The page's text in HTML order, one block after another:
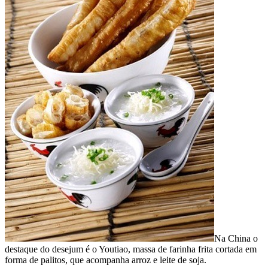
Na China o
destaque do desejum é o Youtiao, massa de farinha frita cortada em
forma de palitos, que acompanha arroz e leite de soja.